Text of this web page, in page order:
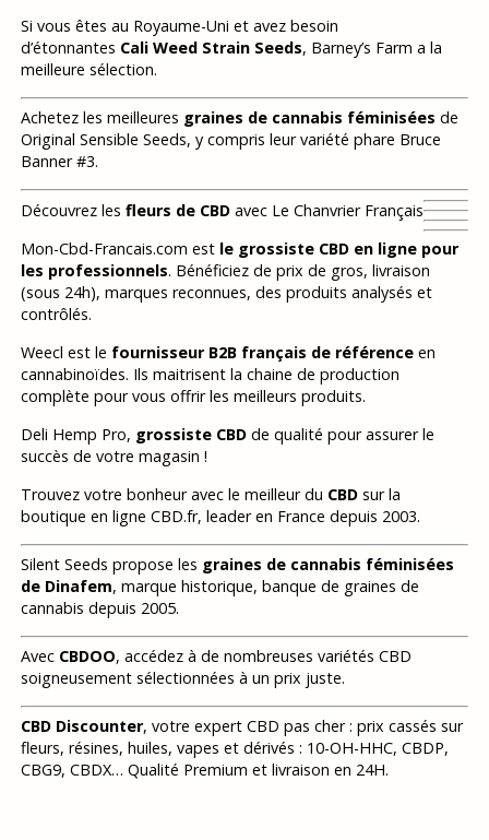
Si vous êtes au Royaume-Uni et avez besoin
d’étonnantes Cali Weed Strain Seeds, Barney’s Farm a la
meilleure sélection.
Achetez les meilleures graines de cannabis féminisées de
Original Sensible Seeds, y compris leur variété phare Bruce
Banner #3.
Découvrez les fleurs de CBDavec Le Chanvrier Français
Mon-Cbd-Francais.com est le grossiste CBD en ligne pour
les professionnels. Bénéficiez de prix de gros, livraison
(sous 24h), marques reconnues, des produits analysés et
contrôlés.
Weecl est le fournisseur B2B français de référenceen
cannabinoïdes. Ils maitrisent la chaine de production
complète pour vous offrir les meilleurs produits.
Deli Hemp Pro, grossiste CBDde qualité pour assurer le
succès de votre magasin !
Trouvez votre bonheur avec le meilleur du CBDsur la
boutique en ligne CBD.fr, leader en France depuis 2003.
Silent Seeds propose les graines de cannabis féminisées
de Dinafem, marque historique, banque de graines de
cannabis depuis 2005.
Avec CBDOO, accédez à de nombreuses variétés CBD
soigneusement sélectionnées à un prix juste.
CBD Discounter, votre expert CBD pas cher : prix cassés sur
fleurs, résines, huiles, vapes et dérivés : 10-OH-HHC, CBDP,
CBG9, CBDX… Qualité Premium et livraison en 24H.